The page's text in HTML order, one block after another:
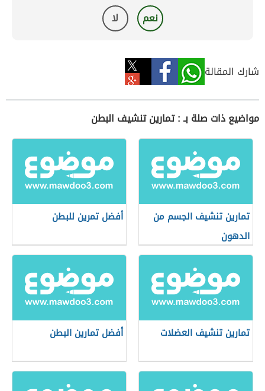
نعم لا
شارك المقالة
مواضيع ذات صلة بـ : تمارين تنشيف البطن
تمارين تنشيف الجسم من
الدهون
أفضل تمرين للبطن
تمارين تنشيف العضلات أفضل تمارين البطن